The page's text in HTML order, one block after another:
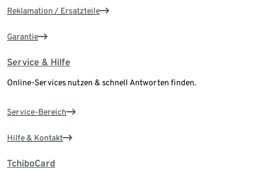
Reklamation / Ersatzteile
Garantie
Service & Hilfe
Online-Services nutzen & schnell Antworten finden.
Service-Bereich
Hilfe & Kontakt
TchiboCard